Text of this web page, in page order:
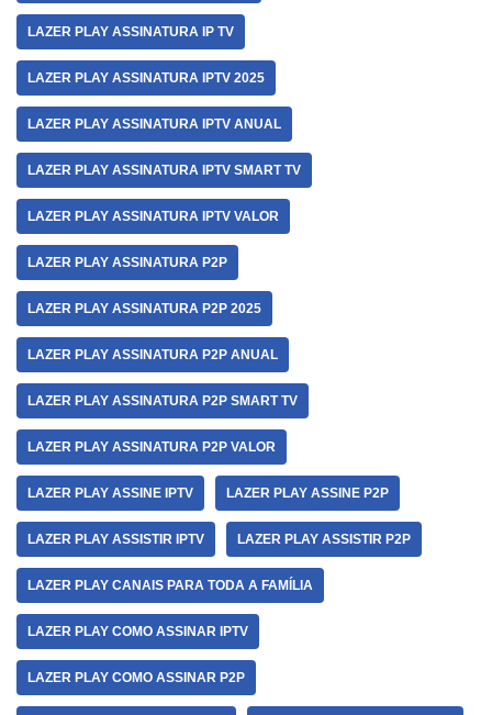
LAZER PLAY ASSINATURA IP TV
LAZER PLAY ASSINATURA IPTV 2025
LAZER PLAY ASSINATURA IPTV ANUAL
LAZER PLAY ASSINATURA IPTV SMART TV
LAZER PLAY ASSINATURA IPTV VALOR
LAZER PLAY ASSINATURA P2P
LAZER PLAY ASSINATURA P2P 2025
LAZER PLAY ASSINATURA P2P ANUAL
LAZER PLAY ASSINATURA P2P SMART TV
LAZER PLAY ASSINATURA P2P VALOR
LAZER PLAY ASSINE IPTV LAZER PLAY ASSINE P2P
LAZER PLAY ASSISTIR IPTV LAZER PLAY ASSISTIR P2P
LAZER PLAY CANAIS PARA TODA A FAMÍLIA
LAZER PLAY COMO ASSINAR IPTV
LAZER PLAY COMO ASSINAR P2P